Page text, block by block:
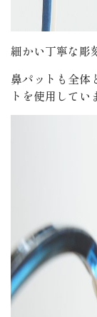
細かい丁寧な彫
鼻パットも全体
トを使用してい